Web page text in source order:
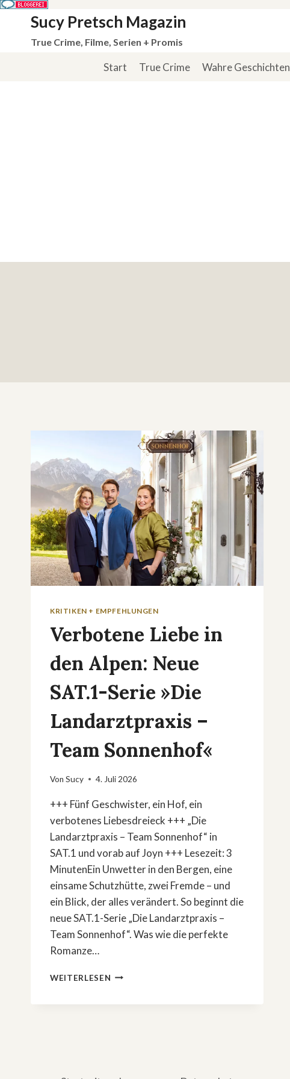
springen
Sucy Pretsch Magazin
True Crime, Filme, Serien + Promis
Start True Crime Wahre Geschichten
KRITIKEN + EMPFEHLUNGEN
Verbotene Liebe in
den Alpen: Neue
SAT.1-Serie »Die
Landarztpraxis –
Team Sonnenhof«
Von Sucy 4. Juli 2026
+++ Fünf Geschwister, ein Hof, ein
verbotenes Liebesdreieck +++ „Die
Landarztpraxis – Team Sonnenhof“ in
SAT.1 und vorab auf Joyn +++ Lesezeit: 3
MinutenEin Unwetter in den Bergen, eine
einsame Schutzhütte, zwei Fremde – und
ein Blick, der alles verändert. So beginnt die
neue SAT.1-Serie „Die Landarztpraxis –
Team Sonnenhof“. Was wie die perfekte
Romanze…
WEITERLESEN VERBOTENE